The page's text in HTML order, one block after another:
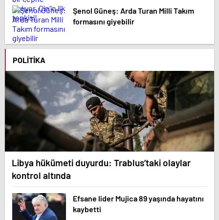
Şenol Güneş: Arda Turan Milli Takım
formasını giyebilir
POLITIKA
Libya hükümeti duyurdu: Trablus’taki olaylar
kontrol altında
Efsane lider Mujica 89 yaşında hayatını
kaybetti